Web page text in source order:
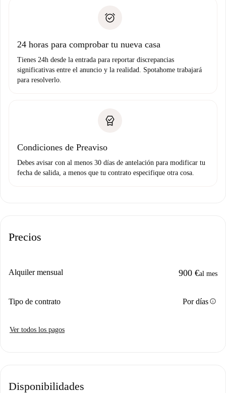
Prueba de solvencia
no nos comunicas ningún problema.
24 horas para comprobar tu nueva casa
Tienes 24h desde la entrada para reportar discrepancias
significativas entre el anuncio y la realidad. Spotahome trabajará
para resolverlo.
Condiciones de Preaviso
Debes avisar con al menos 30 días de antelación para modificar tu
fecha de salida, a menos que tu contrato especifique otra cosa.
Precios
Alquiler mensual 900 €al mes
Tipo de contrato Por díasinfo
Ver todos los pagos
Disponibilidades